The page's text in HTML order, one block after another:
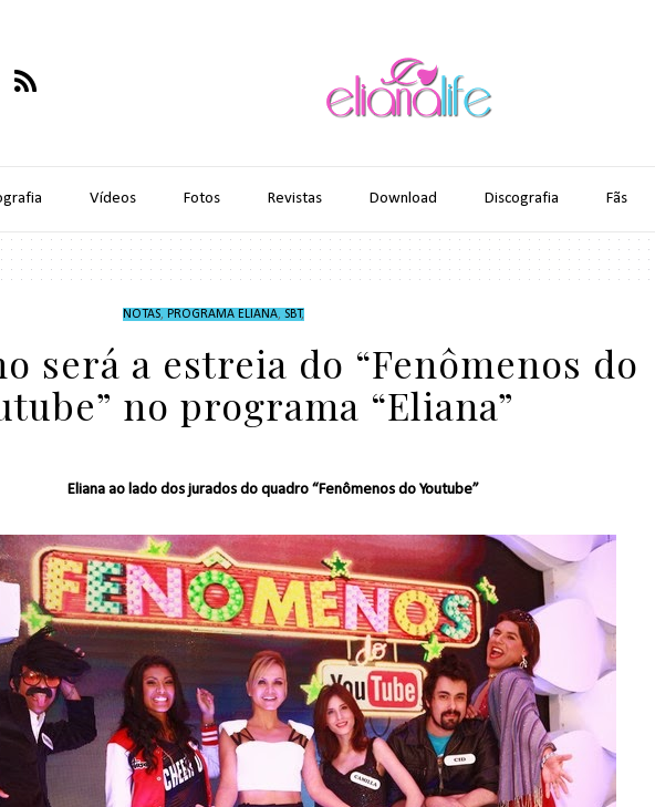
Vídeos Fotos Revistas Download Discografia Fãs
NOTAS, PROGRAMA ELIANA, SBT,
será a estreia do “Fenômenos do
no programa “Eliana”
Eliana ao lado dos jurados do quadro “Fenômenos do Youtube”